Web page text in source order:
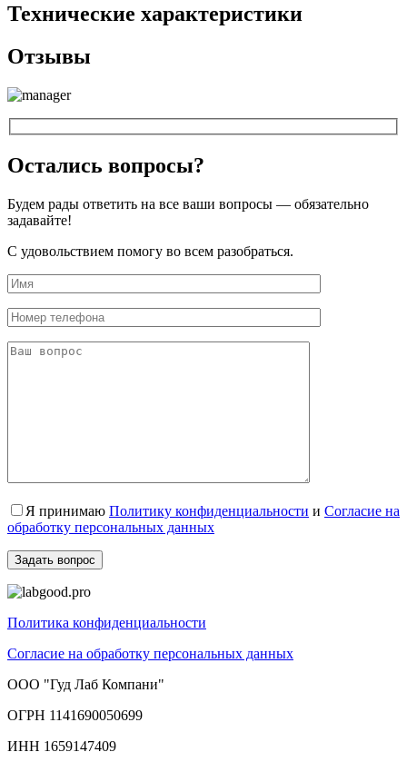
Технические характеристики
Отзывы
Остались вопросы?
Будем рады ответить на все ваши вопросы — обязательно
задавайте!
С удовольствием помогу во всем разобраться.
Я принимаю Политику конфиденциальности и Согласие на
обработку персональных данных
Политика конфиденциальности
Согласие на обработку персональных данных
ООО "Гуд Лаб Компани"
ОГРН 1141690050699
ИНН 1659147409